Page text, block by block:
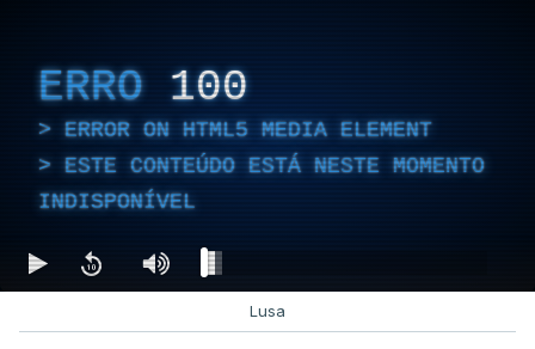
ERRO 100
ERROR ON HTML5 MEDIA ELEMENT
ESTE CONTEÚDO ESTÁ NESTE MOMENTO
INDISPONÍVEL
Lusa